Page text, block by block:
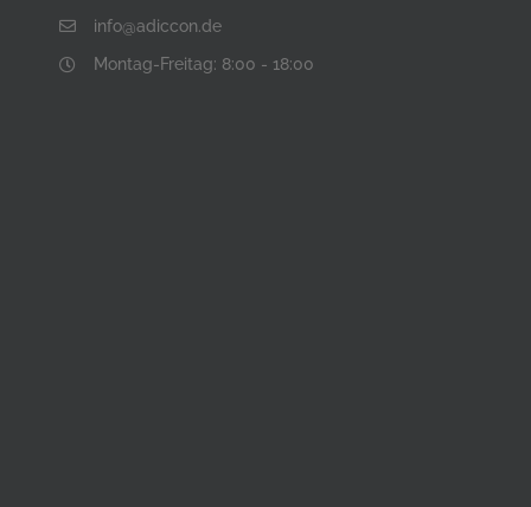
info@adiccon.de
Montag-Freitag: 8:00 - 18:00